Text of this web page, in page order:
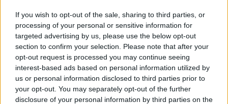
If you wish to opt-out of the sale, sharing to third parties, or
processing of your personal or sensitive information for
targeted advertising by us, please use the below opt-out
section to confirm your selection. Please note that after your
opt-out request is processed you may continue seeing
interest-based ads based on personal information utilized by
us or personal information disclosed to third parties prior to
your opt-out. You may separately opt-out of the further
disclosure of your personal information by third parties on the
— MOTOGP™🏁 (@MOTOGP)
NOVEMBER 7, 2025
CIMKÉK Alex Marquez Jack Miller kiemelt
Marco Bezzecchi
Nicolo Bulega
Pénteki szabadedzések Portugál Nagydíj